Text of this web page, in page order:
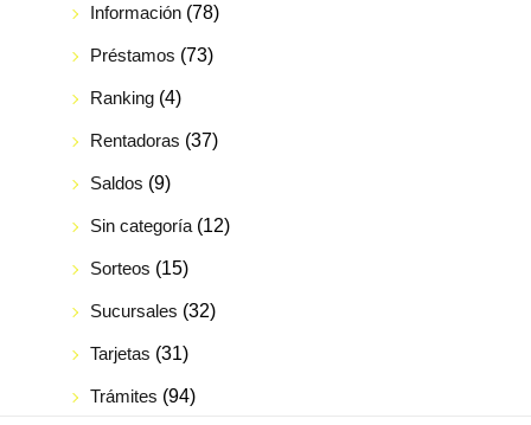
Información(78)
Préstamos (73)
Ranking(4)
Rentadoras (37)
Saldos (9)
Sin categoría(12)
Sorteos (15)
Sucursales (32)
Tarjetas (31)
Trámites (94)